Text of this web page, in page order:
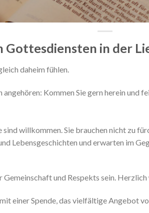
Gottesdiensten in der
daheim fühlen.
Kommen Sie gern herein und
sind willkommen. Sie brauchen nicht zu
Lebensgeschichten und erwarten im
und Respekts sein.
einer Spende, das vielfältige Angebot